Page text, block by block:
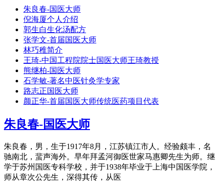
朱良春-国医大师
倪海厦个人介绍
郭生白生化汤配方
张学文-首届国医大师
林巧稚简介
王琦-中国工程院院士国医大师王琦教授
熊继柏-国医大师
石学敏-著名中医针灸学专家
路志正国医大师
颜正华-首届国医大师传统医药项目代表
朱良春-国医大师
朱良春，男，生于1917年8月，江苏镇江市人。经验颇丰，名
驰南北，蜚声海外。早年拜孟河御医世家马惠卿先生为师。继
学于苏州国医专科学校，并于1938年毕业于上海中国医学院，
师从章次公先生，深得其传，从医